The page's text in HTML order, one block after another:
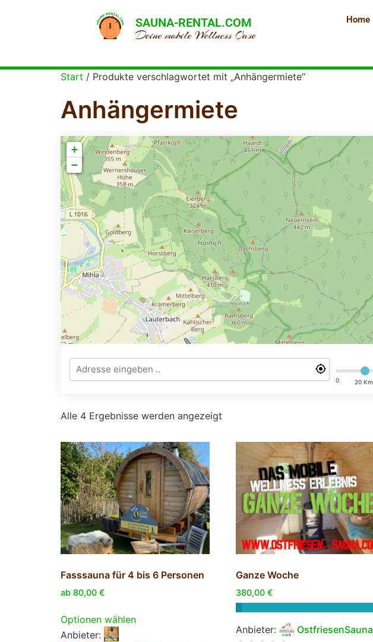
SAUNA-RENTAL.COM
Deine mobile Wellness Oase
Home
Start / Produkte verschlagwortet mit „Anhängermiete“
Anhängermiete
+
−
0 20 Km
Alle 4 Ergebnisse werden angezeigt
Fasssauna für 4 bis 6 Personen
ab 80,00 €
Optionen wählen
Anbieter:
Ganze Woche
380,00 €
Anbieter: OstfriesenSauna